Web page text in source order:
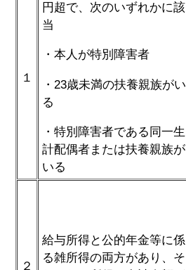
１
円超で、次のいずれかに該
当
・本人が特別障害者
・23歳未満の扶養親族がい
る
・特別障害者である同一生
計配偶者または扶養親族が
いる
２
給与所得と公的年金等に係
る雑所得の両方があり、そ